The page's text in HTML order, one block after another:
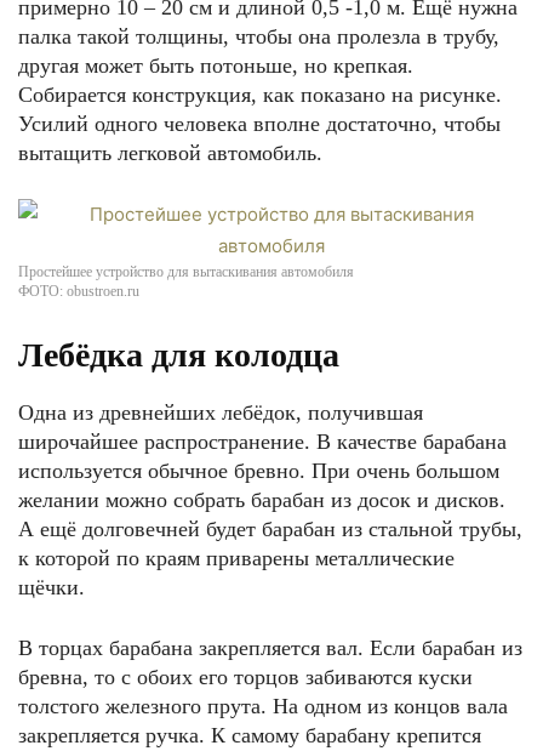
примерно 10 – 20 см и длиной 0,5 -1,0 м. Ещё нужна
палка такой толщины, чтобы она пролезла в трубу,
другая может быть потоньше, но крепкая.
Собирается конструкция, как показано на рисунке.
Усилий одного человека вполне достаточно, чтобы
вытащить легковой автомобиль.
Простейшее устройство для вытаскивания автомобиля
ФОТО: obustroen.ru
Лебёдка для колодца
Одна из древнейших лебёдок, получившая
широчайшее распространение. В качестве барабана
используется обычное бревно. При очень большом
желании можно собрать барабан из досок и дисков.
А ещё долговечней будет барабан из стальной трубы,
к которой по краям приварены металлические
щёчки.
В торцах барабана закрепляется вал. Если барабан из
бревна, то с обоих его торцов забиваются куски
толстого железного прута. На одном из концов вала
закрепляется ручка. К самому барабану крепится